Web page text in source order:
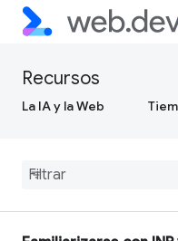
Recursos
La IA y la Web